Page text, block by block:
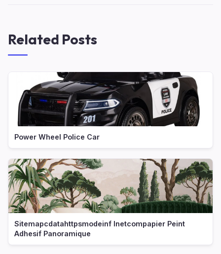
Related Posts
Power Wheel Police Car
Sitemapcdatahttpsmodeinf Inetcompapier Peint
Adhesif Panoramique